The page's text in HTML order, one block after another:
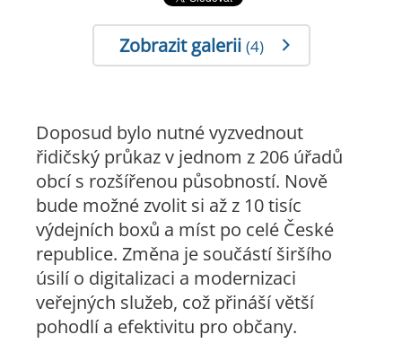
Zobrazit galerii (4)
Doposud bylo nutné vyzvednout
řidičský průkaz v jednom z 206 úřadů
obcí s rozšířenou působností. Nově
bude možné zvolit si až z 10 tisíc
výdejních boxů a míst po celé České
republice. Změna je součástí širšího
úsilí o digitalizaci a modernizaci
veřejných služeb, což přináší větší
pohodlí a efektivitu pro občany.